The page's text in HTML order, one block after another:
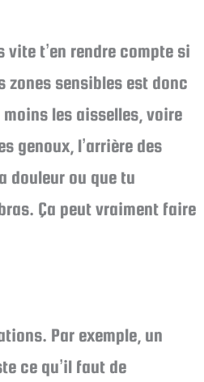
t’en rendre compte si
zones sensibles est donc
les aisselles, voire
genoux, l’arrière des
douleur ou que tu
Ça peut vraiment faire
Par exemple, un
ce qu’il faut de